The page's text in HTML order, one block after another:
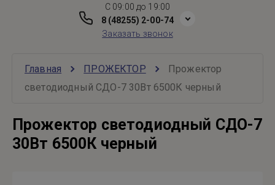
C 09:00 до 19:00
8 (48255) 2-00-74
Заказать звонок
Главная ПРОЖЕКТОР
Прожектор
светодиодный СДО-7 30Вт 6500К черный
Прожектор светодиодный СДО-7
30Вт 6500К черный